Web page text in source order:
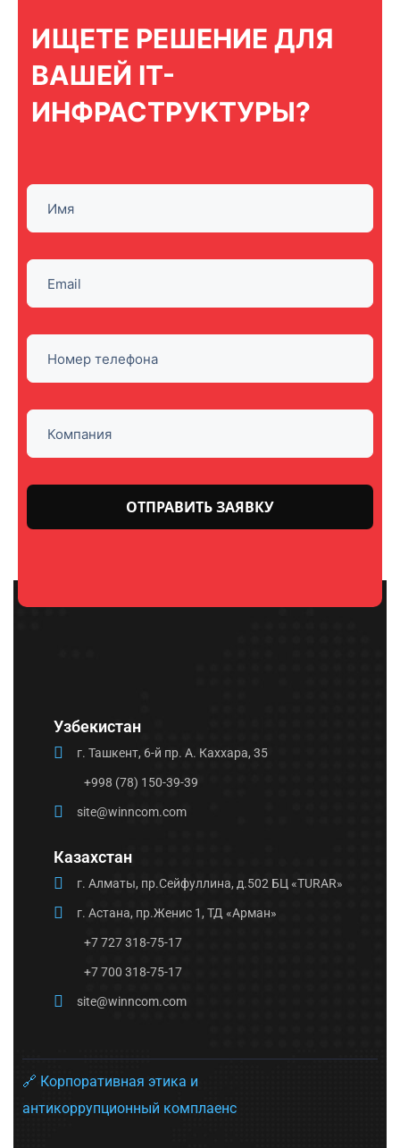
ИЩЕТЕ РЕШЕНИЕ ДЛЯ
ВАШЕЙ IT-
ИНФРАСТРУКТУРЫ?
пустым.
Узбекистан
г. Ташкент, 6-й пр. А. Каххара, 35
+998 (78) 150-39-39
site@winncom.com
Казахстан
г. Алматы, пр.Сейфуллина, д.502 БЦ «TURAR»
г. Астана, пр.Женис 1, ТД «Арман»
+7 727 318-75-17
+7 700 318-75-17
site@winncom.com
🔗 Корпоративная этика и
антикоррупционный комплаенс